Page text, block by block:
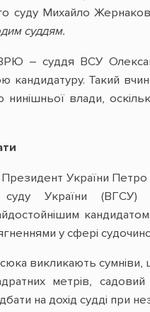
суду Михайло
суддям.
– суддя ВСУ
кандидатуру. Такий
влади,
України Петро
України
у сфері
викликають
метрів,
на дохід судді при